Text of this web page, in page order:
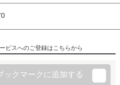
ビスへのご登録はこちらから